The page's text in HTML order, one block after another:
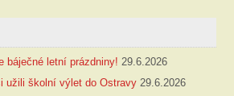
báječné letní prázdniny! 29.6.2026
užili školní výlet do Ostravy 29.6.2026